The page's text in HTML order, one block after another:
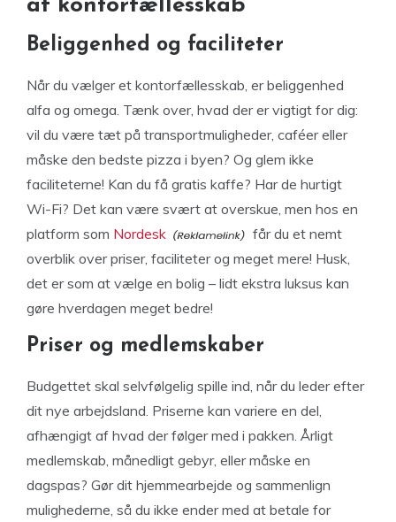
af kontorfællesskab
Beliggenhed og faciliteter
Når du vælger et kontorfællesskab, er beliggenhed
alfa og omega. Tænk over, hvad der er vigtigt for dig:
vil du være tæt på transportmuligheder, caféer eller
måske den bedste pizza i byen? Og glem ikke
faciliteterne! Kan du få gratis kaffe? Har de hurtigt
Wi-Fi? Det kan være svært at overskue, men hos en
platform som Nordesk
får du et nemt
overblik over priser, faciliteter og meget mere! Husk,
det er som at vælge en bolig – lidt ekstra luksus kan
gøre hverdagen meget bedre!
Priser og medlemskaber
Budgettet skal selvfølgelig spille ind, når du leder efter
dit nye arbejdsland. Priserne kan variere en del,
afhængigt af hvad der følger med i pakken. Årligt
medlemskab, månedligt gebyr, eller måske en
dagspas? Gør dit hjemmearbejde og sammenlign
mulighederne, så du ikke ender med at betale for